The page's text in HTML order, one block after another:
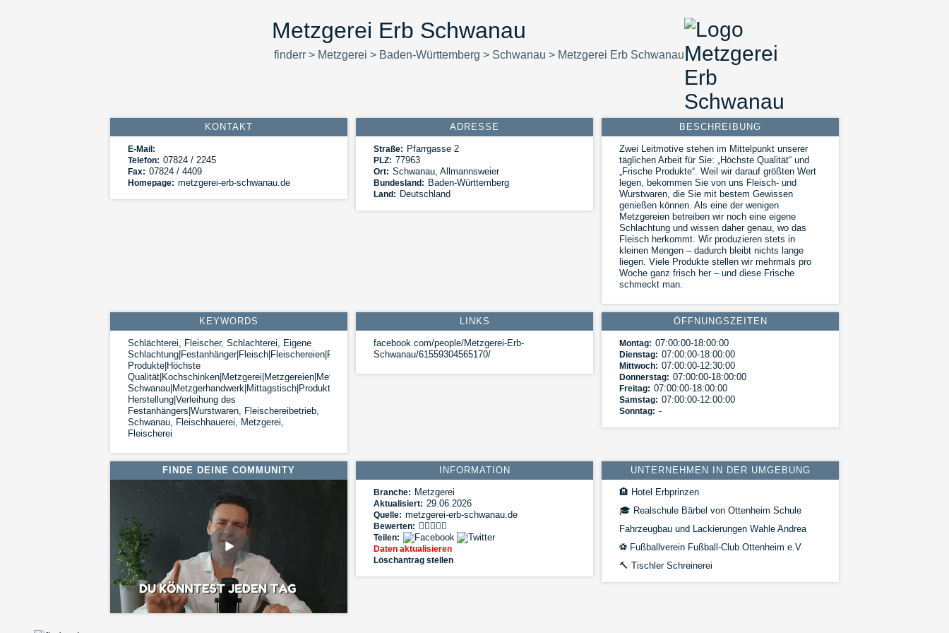
Metzgerei Erb Schwanau
finderr > Metzgerei > Baden-Württemberg > Schwanau > Metzgerei Erb Schwanau
KONTAKT
E-Mail:
Telefon: 07824 / 2245
Fax: 07824 / 4409
Homepage: metzgerei-erb-schwanau.de
ADRESSE
Straße: Pfarrgasse 2
PLZ: 77963
Ort: Schwanau, Allmannsweier
Bundesland: Baden-Württemberg
Land: Deutschland
BESCHREIBUNG
Zwei Leitmotive stehen im Mittelpunkt unserer
täglichen Arbeit für Sie: „Höchste Qualität“ und
„Frische Produkte“. Weil wir darauf größten Wert
legen, bekommen Sie von uns Fleisch- und
Wurstwaren, die Sie mit bestem Gewissen
genießen können. Als eine der wenigen
Metzgereien betreiben wir noch eine eigene
Schlachtung und wissen daher genau, wo das
Fleisch herkommt. Wir produzieren stets in
kleinen Mengen – dadurch bleibt nichts lange
liegen. Viele Produkte stellen wir mehrmals pro
Woche ganz frisch her – und diese Frische
schmeckt man.
KEYWORDS
Schlächterei, Fleischer, Schlachterei, Eigene
Schlachtung|Festanhänger|Fleisch|Fleischereien|Frische
Produkte|Höchste
Qualität|Kochschinken|Metzgerei|Metzgereien|Metzgerei
Schwanau|Metzgerhandwerk|Mittagstisch|Produkte|Produktionsverfahren|Rohschinken|Traditionelle
Herstellung|Verleihung des
Festanhängers|Wurstwaren, Fleischereibetrieb,
Schwanau, Fleischhauerei, Metzgerei,
Fleischerei
LINKS
facebook.com/people/Metzgerei-Erb-
Schwanau/61559304565170/
ÖFFNUNGSZEITEN
Montag: 07:00:00-18:00:00
Dienstag: 07:00:00-18:00:00
Mittwoch: 07:00:00-12:30:00
Donnerstag: 07:00:00-18:00:00
Freitag: 07:00:00-18:00:00
Samstag: 07:00:00-12:00:00
Sonntag: -
FINDE DEINE COMMUNITY INFORMATION
Branche: Metzgerei
Aktualisiert: 29.06.2026
Quelle: metzgerei-erb-schwanau.de
Bewerten:
Teilen:
Daten aktualisieren
Löschantrag stellen
UNTERNEHMEN IN DER UMGEBUNG
🏨 Hotel Erbprinzen
🎓 Realschule Bärbel von Ottenheim Schule
Fahrzeugbau und Lackierungen Wahle Andrea
⚽ Fußballverein Fußball-Club Ottenheim e.V
🔨 Tischler Schreinerei